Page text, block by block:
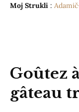
Moj Strukli :
Goûtez
gâteau